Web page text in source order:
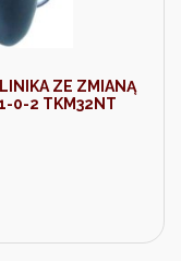
ZE ZMIANĄ
0-2 TKM32NT